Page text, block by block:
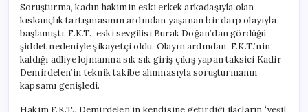
Soruşturma, kadın hakimin eski erkek arkadaşıyla olan
kıskançlık tartışmasının ardından yaşanan bir darp olayıyla
başlamıştı. F.K.T., eski sevgilisi Burak Doğan’dan gördüğü
şiddet nedeniyle şikayetçi oldu. Olayın ardından, F.K.T.’nin
kaldığı adliye lojmanına sık sık giriş çıkış yapan taksici Kadir
Demirdelen’in teknik takibe alınmasıyla soruşturmanın
kapsamı genişledi.
Hakim F.K.T., Demirdelen’in kendisine getirdiği ilaçların ‘yeşil